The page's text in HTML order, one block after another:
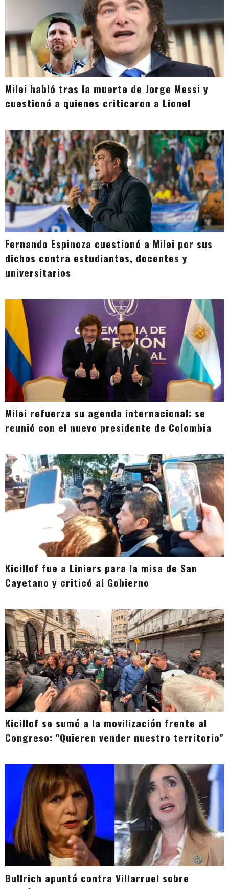
Milei habló tras la muerte de Jorge Messi y
cuestionó a quienes criticaron a Lionel
Fernando Espinoza cuestionó a Milei por sus
dichos contra estudiantes, docentes y
universitarios
Milei refuerza su agenda internacional: se
reunió con el nuevo presidente de Colombia
Kicillof fue a Liniers para la misa de San
Cayetano y criticó al Gobierno
Kicillof se sumó a la movilización frente al
Congreso: "Quieren vender nuestro territorio"
Bullrich apuntó contra Villarruel sobre